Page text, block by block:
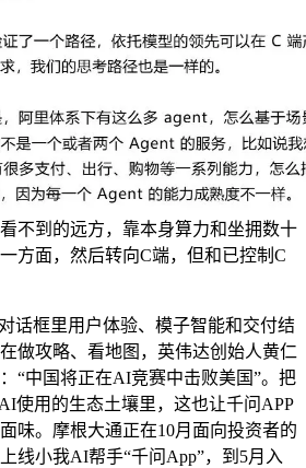
不到的远方，靠本身算力和坐拥数十
方面，然后转向C端，但和已控制C
框里用户体验、模子智能和交付结
做攻略、看地图，英伟达创始人黄仁
“中国将正在AI竞赛中击败美国”。把
使用的生态土壤里，这也让千问APP
味。摩根大通正在10月面向投资者的
线小我AI帮手“千问App”，到5月入